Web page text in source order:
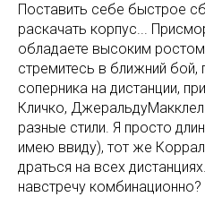
Поставить себе быстрое
раскачать корпус...
обладаете высоким
стремитесь в ближний бой,
соперника на дистанции,
Кличко,
разные стили. Я просто
имею ввиду), тот же
драться на всех
навстречу